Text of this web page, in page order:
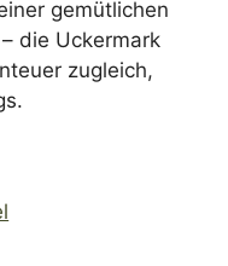
gemütlichen
die Uckermark
zugleich,